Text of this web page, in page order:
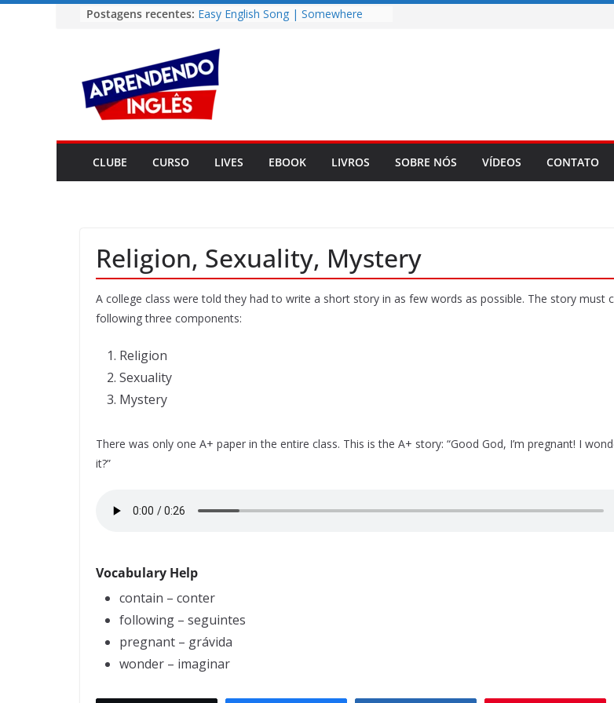
conteúdo
Postagens recentes: Easy English Song | Somewhere
Kamakawiwo’ole)
Easy English Song | Unchained
Melody (Alex North)
Vídeo | How I m using NotebookLM
to power up my language learning
Vídeo | Do imaginary friends make
you smarter?
Story | Brasília: The City That Rose
from the Wilderness
CLUBE CURSO LIVES EBOOK LIVROS SOBRE NÓS VÍDEOS CONTATO
Religion, Sexuality, Mystery
A college class were told they had to write a short story in as few words as possible. The story must
following three components:
Religion
Sexuality
Mystery
There was only one A+ paper in the entire class. This is the A+ story: “Good God, I’m pregnant! I
it?”
Vocabulary Help
contain – conter
following – seguintes
pregnant – grávida
wonder – imaginar